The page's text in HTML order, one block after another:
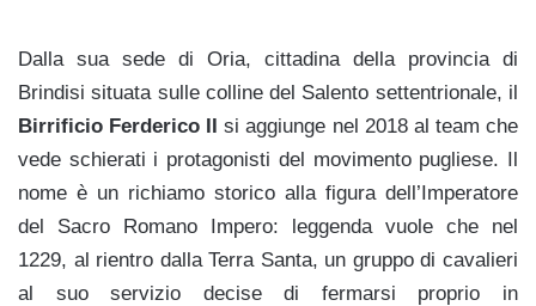
Dalla sua sede di Oria, cittadina della provincia di
Brindisi situata sulle colline del Salento settentrionale, il
Birrificio Ferderico IIsi aggiunge nel 2018 al team che
vede schierati i protagonisti del movimento pugliese. Il
nome è un richiamo storico alla figura dell’Imperatore
del Sacro Romano Impero: leggenda vuole che nel
1229, al rientro dalla Terra Santa, un gruppo di cavalieri
al suo servizio decise di fermarsi proprio in